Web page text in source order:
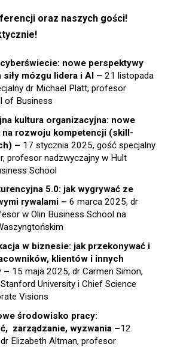
oraz naszych gości!
nowe perspektywy
mózgu lidera i AI – 21 listopada
dr Michael Platt, profesor
of Business
kultura organizacyjna: nowe
na rozwoju kompetencji (skill-
– 17 stycznia 2025, gość specjalny
profesor nadzwyczajny w Hult
School
5.0: jak wygrywać ze
rywalami – 6 marca 2025, dr
w Olin Business School na
w biznesie: jak przekonywać i
klientów i innych
– 15 maja 2025, dr Carmen Simon,
University i Chief Science
Visions
środowisko pracy:
zarządzanie, wyzwania –12
Elizabeth Altman, profesor